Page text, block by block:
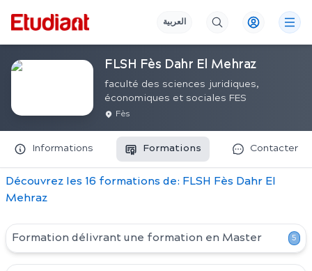
العربية
FLSH Fès Dahr El Mehraz
faculté des sciences juridiques,
économiques et sociales FES
Fès
Informations Formations Contacter
Découvrez les 16 formations de: FLSH Fès Dahr El
Mehraz
Formation délivrant une formation en Master 5